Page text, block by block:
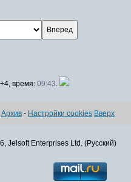
время: 09:43.
Архив - Настройки cookies Вверх
Jelsoft Enterprises Ltd. (Русский)